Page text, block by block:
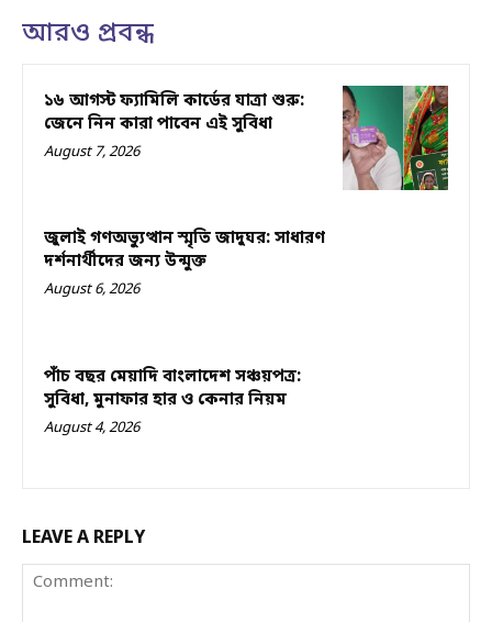
আরও প্রবন্ধ
১৬ আগস্ট ফ্যামিলি কার্ডের যাত্রা শুরু:
জেনে নিন কারা পাবেন এই সুবিধা
August 7, 2026
জুলাই গণঅভ্যুত্থান স্মৃতি জাদুঘর: সাধারণ
দর্শনার্থীদের জন্য উন্মুক্ত
August 6, 2026
পাঁচ বছর মেয়াদি বাংলাদেশ সঞ্চয়পত্র:
সুবিধা, মুনাফার হার ও কেনার নিয়ম
August 4, 2026
LEAVE A REPLY